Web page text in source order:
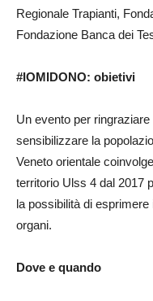
Regionale Trapianti,
Fondazione Banca dei
#IOMIDONO: obietivi
Un evento per
sensibilizzare la
Veneto orientale
territorio Ulss 4 dal 2017
la possibilità di
organi.
Dove e quando